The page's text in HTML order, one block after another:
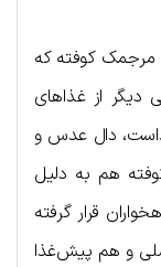
مرجمک کوفته که
از غذاهای
دال عدس و
هم به دلیل
قرار گرفته
و هم پیش‌غذا